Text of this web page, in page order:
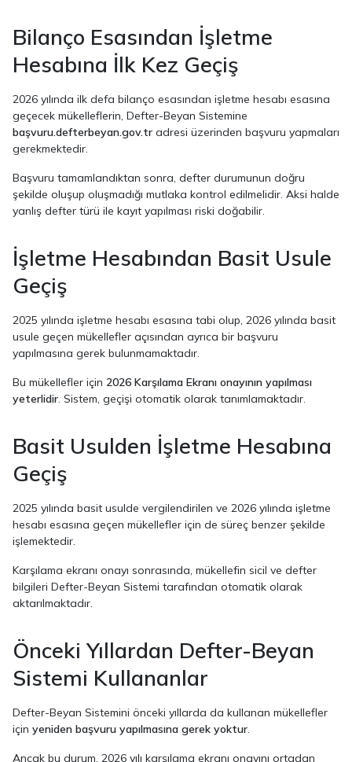
Bilanço Esasından İşletme
Hesabına İlk Kez Geçiş
2026 yılında ilk defa bilanço esasından işletme hesabı esasına
geçecek mükelleflerin, Defter-Beyan Sistemine
başvuru.defterbeyan.gov.tr adresi üzerinden başvuru yapmaları
gerekmektedir.
Başvuru tamamlandıktan sonra, defter durumunun doğru
şekilde oluşup oluşmadığı mutlaka kontrol edilmelidir. Aksi halde
yanlış defter türü ile kayıt yapılması riski doğabilir.
İşletme Hesabından Basit Usule
Geçiş
2025 yılında işletme hesabı esasına tabi olup, 2026 yılında basit
usule geçen mükellefler açısından ayrıca bir başvuru
yapılmasına gerek bulunmamaktadır.
Bu mükellefler için 2026 Karşılama Ekranı onayının yapılması
yeterlidir. Sistem, geçişi otomatik olarak tanımlamaktadır.
Basit Usulden İşletme Hesabına
Geçiş
2025 yılında basit usulde vergilendirilen ve 2026 yılında işletme
hesabı esasına geçen mükellefler için de süreç benzer şekilde
işlemektedir.
Karşılama ekranı onayı sonrasında, mükellefin sicil ve defter
bilgileri Defter-Beyan Sistemi tarafından otomatik olarak
aktarılmaktadır.
Önceki Yıllardan Defter-Beyan
Sistemi Kullananlar
Defter-Beyan Sistemini önceki yıllarda da kullanan mükellefler
için yeniden başvuru yapılmasına gerek yoktur.
Ancak bu durum, 2026 yılı karşılama ekranı onayını ortadan